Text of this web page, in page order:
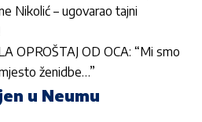
Nikolić – ugovarao tajni
OPROŠTAJ OD OCA: “Mi smo
ženidbe…”
u Neumu